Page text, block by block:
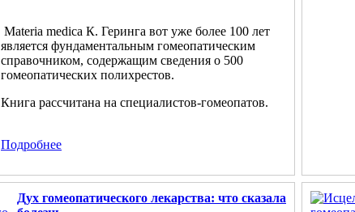
Materia medica К. Геринга вот уже более 100 лет
является фундаментальным гомеопатическим
справочником, содержащим сведения о 500
гомеопатических полихрестов.
Книга рассчитана на специалистов-гомеопатов.
Подробнее
Дух гомеопатического лекарства: что сказала